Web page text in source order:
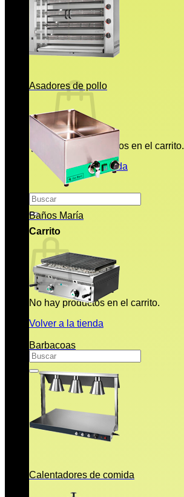
No hay productos en el carrito.
Volver a la tienda
Buscar
por:
Carrito
No hay productos en el carrito.
Volver a la tienda
Buscar
por:
Asadores de pollo
Baños María
Barbacoas
Calentadores de comida